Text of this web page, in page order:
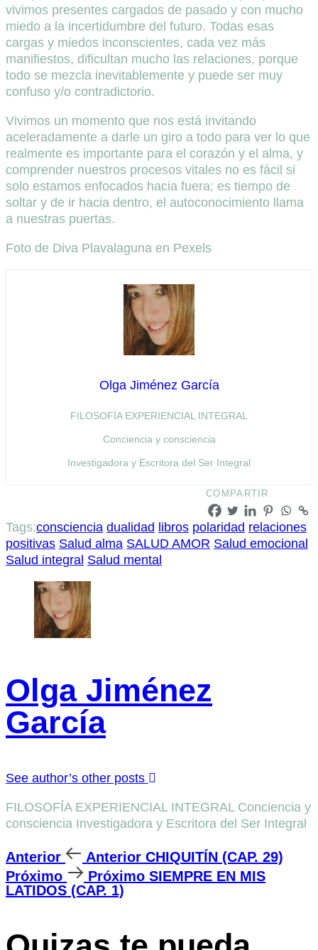
vivimos presentes cargados de pasado y con mucho
miedo a la incertidumbre del futuro. Todas esas
cargas y miedos inconscientes, cada vez más
manifiestos, dificultan mucho las relaciones, porque
todo se mezcla inevitablemente y puede ser muy
confuso y/o contradictorio.
Vivimos un momento que nos está invitando
aceleradamente a darle un giro a todo para ver lo que
realmente es importante para el corazón y el alma, y
comprender nuestros procesos vitales no es fácil si
solo estamos enfocados hacia fuera; es tiempo de
soltar y de ir hacia dentro, el autoconocimiento llama
a nuestras puertas.
Foto de Diva Plavalaguna en Pexels
Olga Jiménez García
FILOSOFÍA EXPERIENCIAL INTEGRAL
Conciencia y consciencia
Investigadora y Escritora del Ser Integral
COMPARTIR
Tags:consciencia dualidad libros polaridad relaciones
positivas Salud alma SALUD AMOR Salud emocional
Salud integral Salud mental
Olga Jiménez
García
See author’s other posts
FILOSOFÍA EXPERIENCIAL INTEGRAL Conciencia y
consciencia Investigadora y Escritora del Ser Integral
Anterior Anterior CHIQUITÍN (CAP. 29)
Próximo
Próximo SIEMPRE EN MIS
LATIDOS (CAP. 1)